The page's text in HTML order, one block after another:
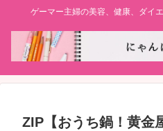
ゲーマー主婦の美容、健康、ダイ
ZIP【おうち鍋！黄金